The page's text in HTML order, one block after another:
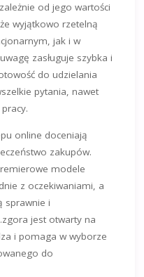
od jego wartości
wyjątkowo rzetelną
jak i w
zasługuje szybka i
do udzielania
pytania, nawet
online doceniają
zakupów.
modele
z oczekiwaniami, a
sprawnie i
jest otwarty na
i pomaga w wyborze
do